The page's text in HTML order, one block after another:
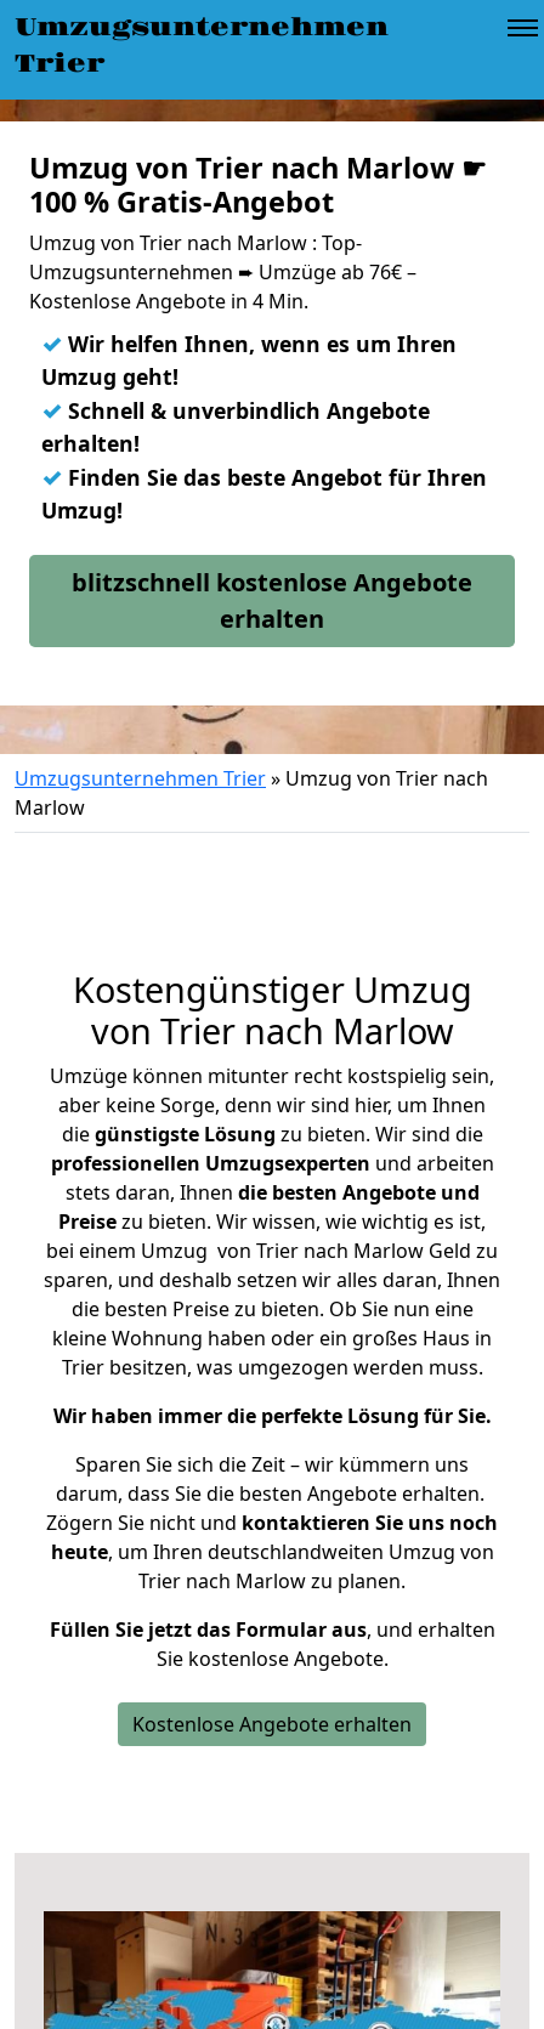
Umzugsunternehmen
Trier
Umzug von Trier nach Marlow ☛
100 % Gratis-Angebot
Umzug von Trier nach Marlow : Top-
Umzugsunternehmen ➨ Umzüge ab 76€ –
Kostenlose Angebote in 4 Min.
✓ Wir helfen Ihnen, wenn es um Ihren
Umzug geht!
✓ Schnell & unverbindlich Angebote
erhalten!
✓ Finden Sie das beste Angebot für Ihren
Umzug!
blitzschnell kostenlose Angebote
erhalten
Umzugsunternehmen Trier» Umzug von Trier nach
Marlow
Kostengünstiger Umzug
von Trier nach Marlow
Umzüge können mitunter recht kostspielig sein,
aber keine Sorge, denn wir sind hier, um Ihnen
diegünstigste Lösung zu bieten. Wir sind die
professionellen Umzugsexperten und arbeiten
stets daran, Ihnen die besten Angebote und
Preisezu bieten. Wir wissen, wie wichtig es ist,
bei einem Umzug von Trier nach Marlow Geld zu
sparen, und deshalb setzen wir alles daran, Ihnen
die besten Preise zu bieten. Ob Sie nun eine
kleine Wohnung haben oder ein großes Haus in
Trier besitzen, was umgezogen werden muss.
Wir haben immer die perfekte Lösung für Sie.
Sparen Sie sich die Zeit – wir kümmern uns
darum, dass Sie die besten Angebote erhalten.
Zögern Sie nicht und kontaktieren Sie uns noch
heute, um Ihren deutschlandweiten Umzug von
Trier nach Marlow zu planen.
Füllen Sie jetzt das Formular aus, und erhalten
Sie kostenlose Angebote.
Kostenlose Angebote erhalten